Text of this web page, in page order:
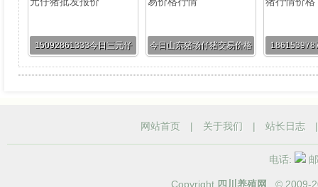
15092861333今日三元仔
今日山东猪场仔猪交易价格
网站首页 | 关于我们 | 站长日志
电话:
Copyright 四川养殖网 © 2009-